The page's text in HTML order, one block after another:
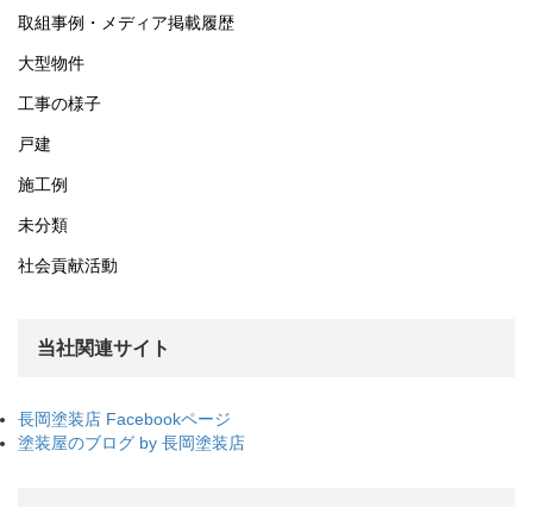
取組事例・メディア掲載履歴
大型物件
工事の様子
戸建
施工例
未分類
社会貢献活動
当社関連サイト
長岡塗装店 Facebookページ
塗装屋のブログ by 長岡塗装店